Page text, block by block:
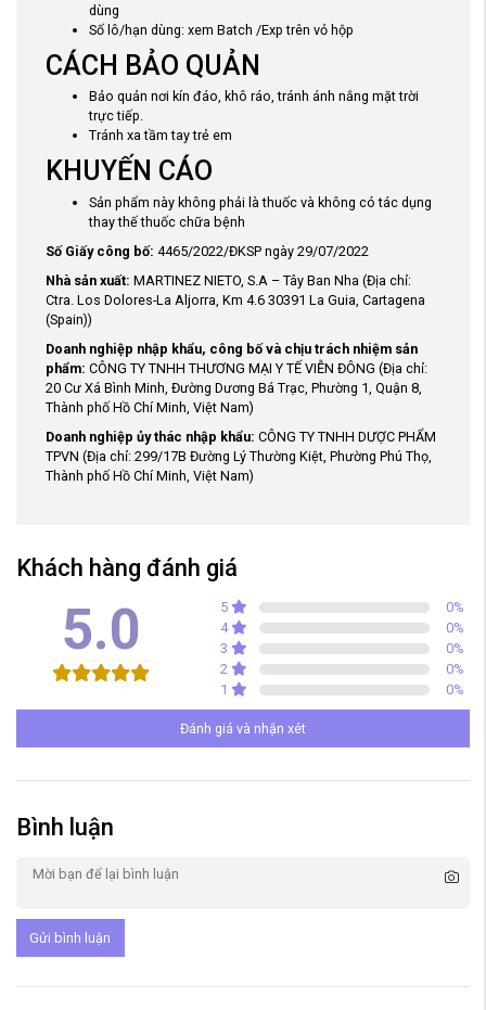
dùng
Số lô/hạn dùng: xem Batch /Exp trên vỏ hộp
CÁCH BẢO QUẢN
Bảo quản nơi kín đáo, khô ráo, tránh ánh nắng mặt trời
trực tiếp.
Tránh xa tầm tay trẻ em
KHUYẾN CÁO
Sản phẩm này không phải là thuốc và không có tác dụng
thay thế thuốc chữa bệnh
Số Giấy công bố: 4465/2022/ĐKSP ngày 29/07/2022
Nhà sản xuất: MARTINEZ NIETO, S.A – Tây Ban Nha (Địa chỉ:
Ctra. Los Dolores-La Aljorra, Km 4.6 30391 La Guia, Cartagena
(Spain))
Doanh nghiệp nhập khẩu, công bố và chịu trách nhiệm sản
phẩm: CÔNG TY TNHH THƯƠNG MẠI Y TẾ VIỄN ĐÔNG (Địa chỉ:
20 Cư Xá Bình Minh, Đường Dương Bá Trạc, Phường 1, Quận 8,
Thành phố Hồ Chí Minh, Việt Nam)
Doanh nghiệp ủy thác nhập khẩu: CÔNG TY TNHH DƯỢC PHẨM
TPVN (Địa chỉ: 299/17B Đường Lý Thường Kiệt, Phường Phú Thọ,
Thành phố Hồ Chí Minh, Việt Nam)
Khách hàng đánh giá
5.0 5 0%
4
0%
3
0%
2
0%
1
0%
Đánh giá và nhận xét
Bình luận
Gửi bình luận